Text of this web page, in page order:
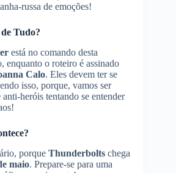
russa de emoções!
Tudo?
está no comando desta
enquanto o roteiro é assinado
Calo. Eles devem ter se
isso, porque, vamos ser
heróis tentando se entender
porque Thunderbolts chega
maio. Prepare-se para uma